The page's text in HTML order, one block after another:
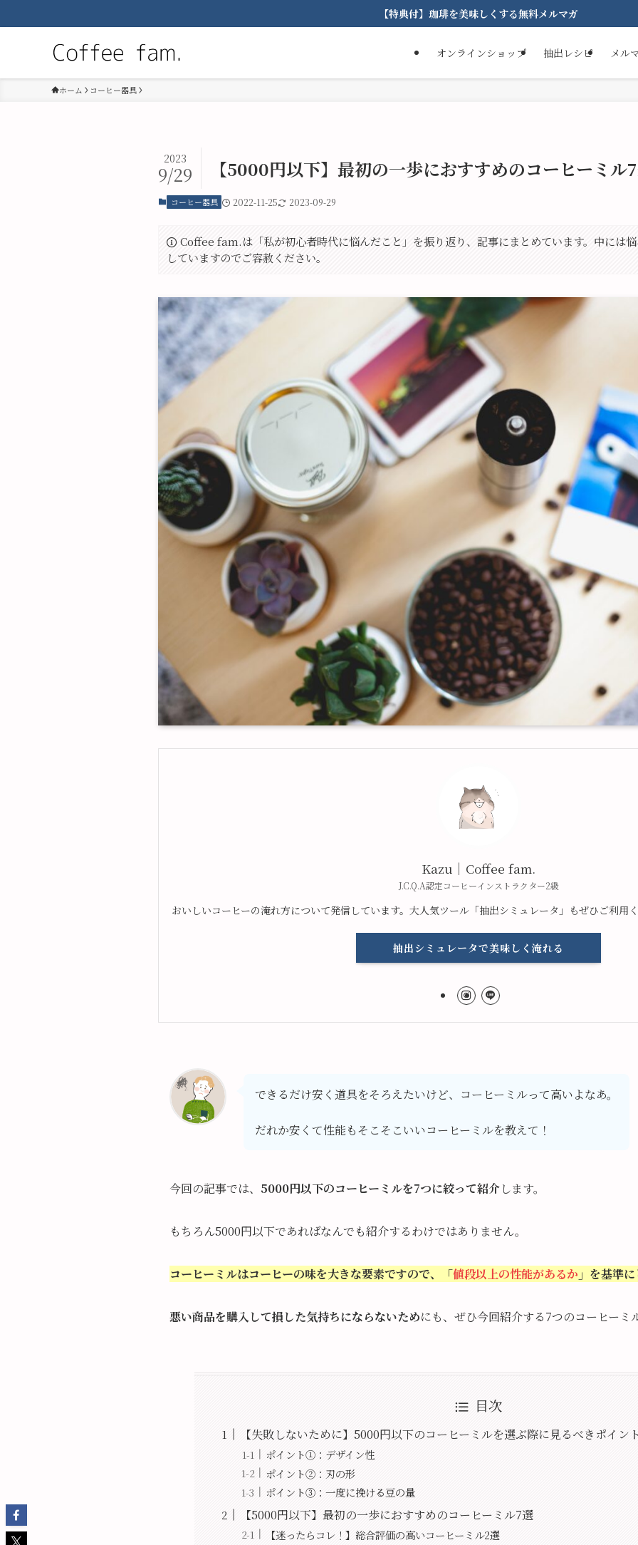
【特典付】珈琲を美味しくする無料メルマガ
オンラインショップ 抽出レシピ メル
ホーム コーヒー器具
【5000円以下】最初の一歩におすすめのコーヒーミル
2023
9/29
コーヒー器具 2022-11-25 2023-09-29
Coffee fam.は「私が初心者時代に悩んだこと」を振り返り、記事にまとめています。中には
していますのでご容赦ください。
Kazu｜Coffee fam.
J.C.Q.A認定コーヒーインストラクター2級
おいしいコーヒーの淹れ方について発信しています。大人気ツール「抽出シミュレータ」もぜひご利用
抽出シミュレータで美味しく淹れる
できるだけ安く道具をそろえたいけど、コーヒーミルって高いよなあ。
だれか安くて性能もそこそこいいコーヒーミルを教えて！
今回の記事では、 5000円以下のコーヒーミルを7つに絞って紹介します。
もちろん5000円以下であればなんでも紹介するわけではありません。
コーヒーミルはコーヒーの味を大きな要素ですので、「値段以上の性能があるか 」を基準
悪い商品を購入して損した気持ちにならないためにも、ぜひ今回紹介する7つのコーヒーミ
目次
【失敗しないために】5000円以下のコーヒーミルを選ぶ際に見るべきポイン
ポイント①：デザイン性
ポイント②：刃の形
ポイント③：一度に挽ける豆の量
【5000円以下】最初の一歩におすすめのコーヒーミル7選
【迷ったらコレ！】総合評価の高いコーヒーミル2選